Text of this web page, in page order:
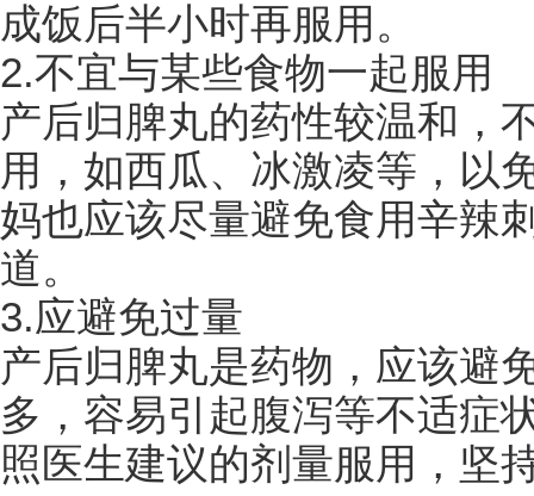
成饭后半小时再服用。
2.不宜与某些食物一起服用
产后归脾丸的药性较温和，
用，如西瓜、冰激凌等，以
妈也应该尽量避免食用辛辣
道。
3.应避免过量
产后归脾丸是药物，应该避
多，容易引起腹泻等不适症
照医生建议的剂量服用，坚